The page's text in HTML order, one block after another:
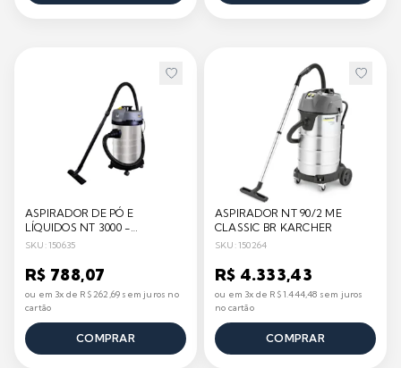
ASPIRADOR DE PÓ E
LÍQUIDOS NT 3000 -
KÄRCHER
SKU: 150635
R$ 788,07
ou em 3x de R$ 262,69 sem juros no
cartão
COMPRAR
ASPIRADOR NT 90/2 ME
CLASSIC BR KARCHER
SKU: 150264
R$ 4.333,43
ou em 3x de R$ 1.444,48 sem juros
no cartão
COMPRAR